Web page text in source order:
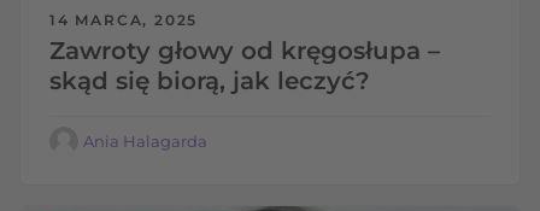
14 MARCA, 2025
Zawroty głowy od kręgosłupa –
skąd się biorą, jak leczyć?
Ania Halagarda